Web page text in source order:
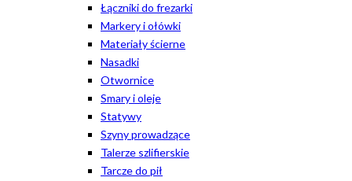
Łączniki do frezarki
Markery i ołówki
Materiały ścierne
Nasadki
Otwornice
Smary i oleje
Statywy
Szyny prowadzące
Talerze szlifierskie
Tarcze do pił